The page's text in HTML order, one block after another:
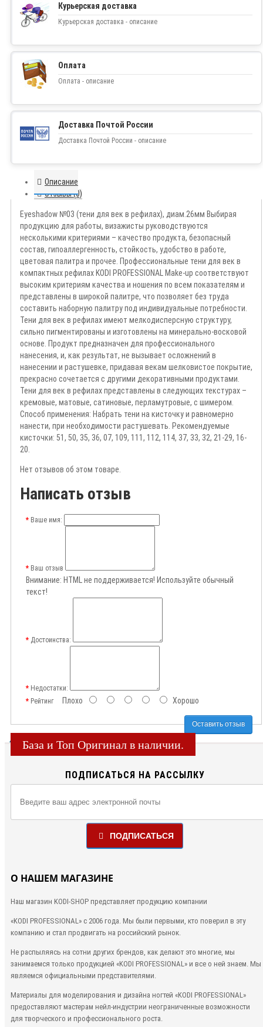
Курьерская доставка
Курьерская доставка - описание
Оплата
Оплата - описание
Доставка Почтой России
Доставка Почтой России - описание
Описание
Отзывы (0)
Eyeshadow №03 (тени для век в рефилах), диам.26мм Выбирая
продукцию для работы, визажисты руководствуются
несколькими критериями – качество продукта, безопасный
состав, гипоаллергенность, стойкость, удобство в работе,
цветовая палитра и прочее. Профессиональные тени для век в
компактных рефилах KODI PROFESSIONAL Make-up соответствуют
высоким критериям качества и ношения по всем показателям и
представлены в широкой палитре, что позволяет без труда
составить наборную палитру под индивидуальные потребности.
Тени для век в рефилах имеют мелкодисперсную структуру,
сильно пигментированы и изготовлены на минерально-восковой
основе. Продукт предназначен для профессионального
нанесения, и, как результат, не вызывает осложнений в
нанесении и растушевке, придавая векам шелковистое покрытие,
прекрасно сочетается с другими декоративными продуктами.
Тени для век в рефилах представлены в следующих текстурах –
кремовые, матовые, сатиновые, перламутровые, с шимером.
Способ применения: Набрать тени на кисточку и равномерно
нанести, при необходимости растушевать. Рекомендуемые
кисточки: 51, 50, 35, 36, 07, 109, 111, 112, 114, 37, 33, 32, 21-29, 16-
20.
Нет отзывов об этом товаре.
Написать отзыв
Ваше имя:
Ваш отзыв
Внимание: HTML не поддерживается! Используйте обычный
текст!
Достоинства:
Недостатки:
РейтингПлохо Хорошо
Оставить отзыв
База и Топ Оригинал в наличии.
ПОДПИСАТЬСЯ НА РАССЫЛКУ
ПОДПИСАТЬСЯ
О НАШЕМ МАГАЗИНЕ
Наш магазин KODI-SHOP представляет продукцию компании
«KODI PROFESSIONAL» с 2006 года. Мы были первыми, кто поверил в эту
компанию и стал продвигать на российский рынок.
Не распыляясь на сотни других брендов, как делают это многие, мы
занимаемся только продукцией «KODI PROFESSIONAL» и все о ней знаем. Мы
являемся официальными представителями.
Материалы для моделирования и дизайна ногтей «KODI PROFESSIONAL»
предоставляют мастерам нейл-индустрии неограниченные возможности
для творческого и профессионального роста.